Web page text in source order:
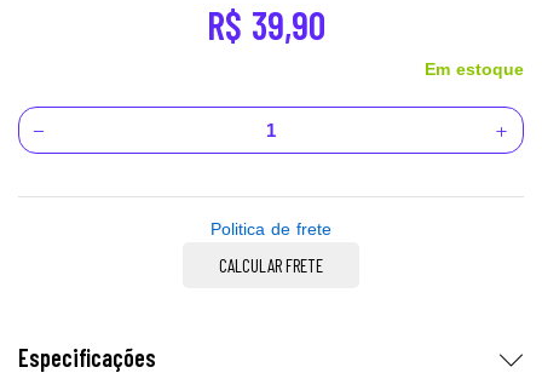
R$ 39,90
Em estoque
Politica de frete
CALCULAR FRETE
Especificações